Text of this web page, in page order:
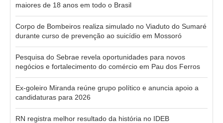
maiores de 18 anos em todo o Brasil
Corpo de Bombeiros realiza simulado no Viaduto do Sumaré
durante curso de prevenção ao suicídio em Mossoró
Pesquisa do Sebrae revela oportunidades para novos
negócios e fortalecimento do comércio em Pau dos Ferros
Ex-goleiro Miranda reúne grupo político e anuncia apoio a
candidaturas para 2026
RN registra melhor resultado da história no IDEB